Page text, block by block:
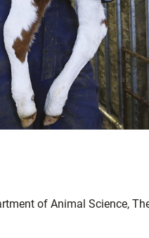
of Animal Science,